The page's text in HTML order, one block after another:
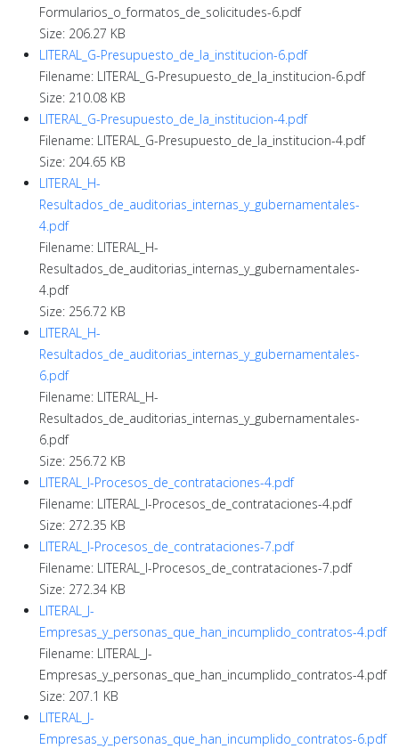
Formularios_o_formatos_de_solicitudes-6.pdf
Size: 206.27 KB
LITERAL_G-Presupuesto_de_la_institucion-6.pdf
Filename: LITERAL_G-Presupuesto_de_la_institucion-6.pdf
Size: 210.08 KB
LITERAL_G-Presupuesto_de_la_institucion-4.pdf
Filename: LITERAL_G-Presupuesto_de_la_institucion-4.pdf
Size: 204.65 KB
LITERAL_H-
Resultados_de_auditorias_internas_y_gubernamentales-
4.pdf
Filename: LITERAL_H-
Resultados_de_auditorias_internas_y_gubernamentales-
4.pdf
Size: 256.72 KB
LITERAL_H-
Resultados_de_auditorias_internas_y_gubernamentales-
6.pdf
Filename: LITERAL_H-
Resultados_de_auditorias_internas_y_gubernamentales-
6.pdf
Size: 256.72 KB
LITERAL_I-Procesos_de_contrataciones-4.pdf
Filename: LITERAL_I-Procesos_de_contrataciones-4.pdf
Size: 272.35 KB
LITERAL_I-Procesos_de_contrataciones-7.pdf
Filename: LITERAL_I-Procesos_de_contrataciones-7.pdf
Size: 272.34 KB
LITERAL_J-
Empresas_y_personas_que_han_incumplido_contratos-4.pdf
Filename: LITERAL_J-
Empresas_y_personas_que_han_incumplido_contratos-4.pdf
Size: 207.1 KB
LITERAL_J-
Empresas_y_personas_que_han_incumplido_contratos-6.pdf